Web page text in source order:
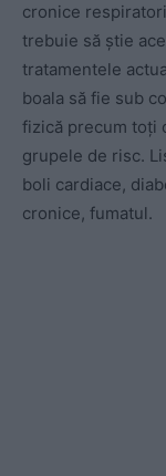
cronice
trebuie să știe
tratamentele
boala să fie sub
fizică precum toți
grupele de risc.
boli cardiace,
cronice, fumatul.